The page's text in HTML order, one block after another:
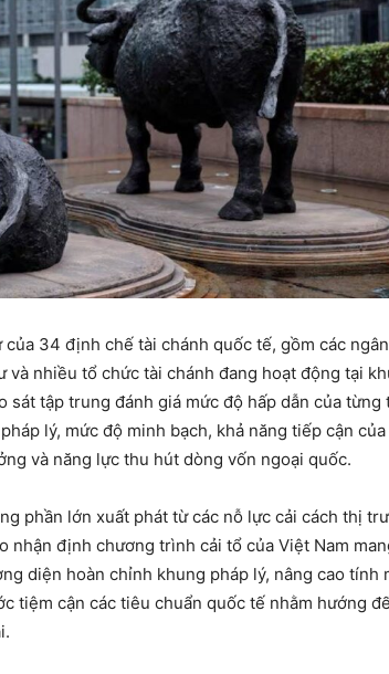
34 định chế tài chánh quốc tế, gồm các ngân
nhiều tổ chức tài chánh đang hoạt động tại
sát tập trung đánh giá mức độ hấp dẫn của từng
lý, mức độ minh bạch, khả năng tiếp cận
và năng lực thu hút dòng vốn ngoại quốc.
phần lớn xuất phát từ các nỗ lực cải cách thị
nhận định chương trình cải tổ của Việt Nam
diện hoàn chỉnh khung pháp lý, nâng cao tính
tiệm cận các tiêu chuẩn quốc tế nhằm hướng